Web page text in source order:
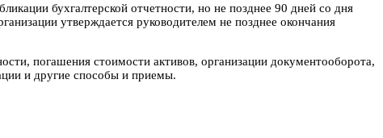
бухгалтерской отчетности, но не позднее 90 дней со дня
утверждается руководителем не позднее окончания
погашения стоимости активов, организации документооборота,
и другие способы и приемы.